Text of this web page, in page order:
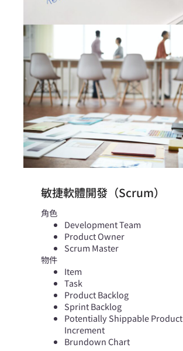
敏捷軟體開發（Scrum）
角色
Development Team
Product Owner
Scrum Master
物件
Item
Task
Product Backlog
Sprint Backlog
Potentially Shippable Product
Increment
Brundown Chart